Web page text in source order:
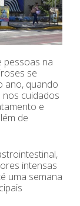
pessoas na
se
ano, quando
cuidados
e
de
intensas
uma semana